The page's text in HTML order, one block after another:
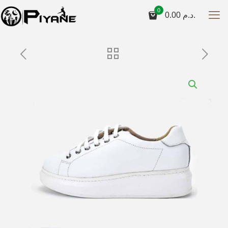
0
0.00 د.م.